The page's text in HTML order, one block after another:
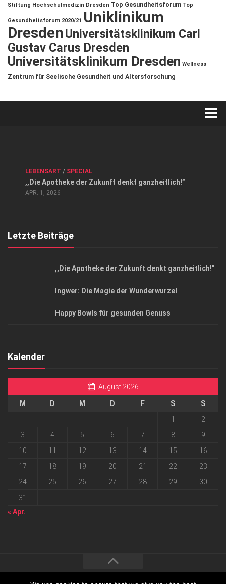
Stiftung Hochschulmedizin Dresden Top Gesundheitsforum Top
Gesundheitsforum 2020/21 Uniklinikum
DresdenUniversitätsklinikum Carl
Gustav Carus Dresden
Universitätsklinikum Dresden Wellness
Zentrum für Seelische Gesundheit und Altersforschung
Datenschutzerklärung
Top Magazin Dresden / Ostsachsen
LEBENSART / SPECIAL
,,Die Apotheke der Zukunft denkt ganzheitlich!”
APR. 1, 2026
Letzte Beiträge
,,Die Apotheke der Zukunft denkt ganzheitlich!”
Ingwer: Die Magie der Wunderwurzel
Happy Bowls für gesunden Genuss
Kalender
August 2026
M D M D F S
S
1
2
3
4 5 6 7 8
9
10
11 12 13 14 15
16
17
18 19 20 21 22
23
24
25 26 27 28 29
30
31
« Apr.